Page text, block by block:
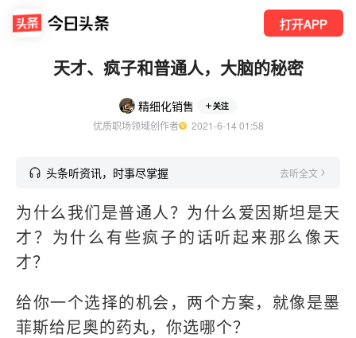
打开APP
天才、疯子和普通人，大脑的秘密
精细化销售 关注
优质职场领域创作者
  2021-6-14 01:58
头条听资讯，时事尽掌握 去听全文
为什么我们是普通人？为什么爱因斯坦是天
才？为什么有些疯子的话听起来那么像天
才？
给你一个选择的机会，两个方案，就像是墨
菲斯给尼奥的药丸，你选哪个？